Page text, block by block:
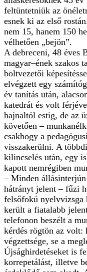
feltüntetniük az
esnek ki az első
nem 15, hanem 150
vélhetően „bejön”.
A debreceni, 48 éves
magyar–ének szakos
boltvezetői
elvégzett egy
év tanítás után,
katedrát és volt
hajnaltól estig, de az
követően –
csakhogy a
visszakerülni. A
kilincselés után, egy
kapott nemrégiben
– Minden
hátrányt jelent – fűzi
felsőfokú nyelvvizsga
került a fiatalabb
telefonon beszélt a
kérdés rögtön az volt:
végzettsége, se a
Újsághirdetéseket is
korrepetálást, illetve